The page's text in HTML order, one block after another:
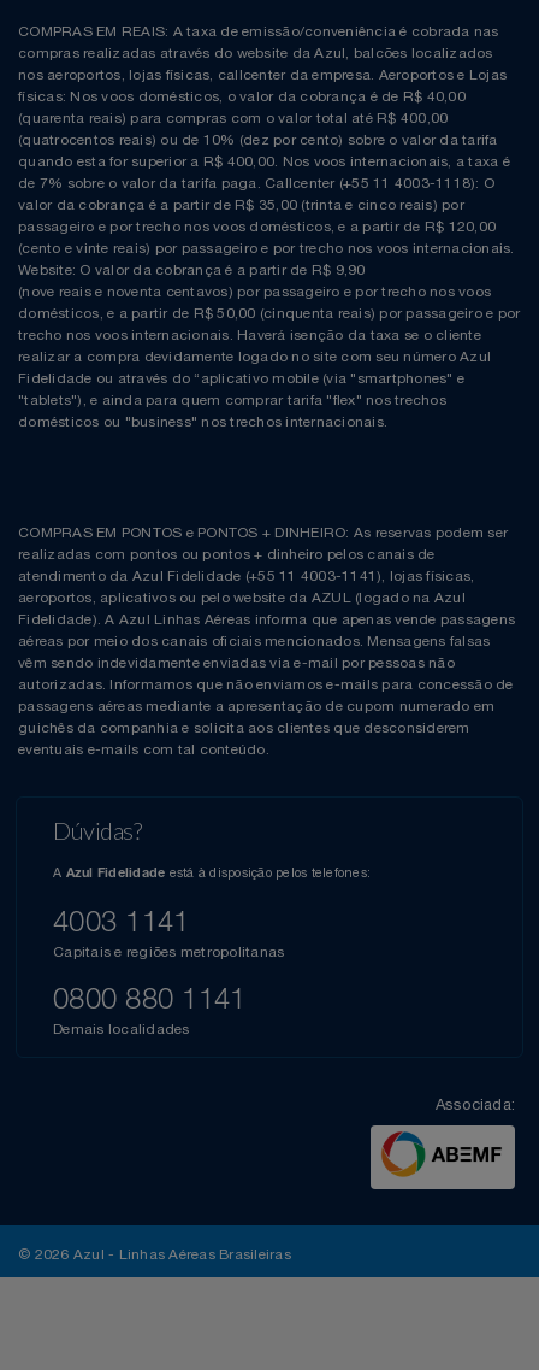
COMPRAS EM REAIS: A taxa de emissão/conveniência é cobrada nas
compras realizadas através do website da Azul, balcões localizados
nos aeroportos, lojas físicas, callcenter da empresa. Aeroportos e Lojas
físicas: Nos voos domésticos, o valor da cobrança é de R$ 40,00
(quarenta reais) para compras com o valor total até R$ 400,00
(quatrocentos reais) ou de 10% (dez por cento) sobre o valor da tarifa
quando esta for superior a R$ 400,00. Nos voos internacionais, a taxa é
de 7% sobre o valor da tarifa paga. Callcenter (+55 11 4003-1118): O
valor da cobrança é a partir de R$ 35,00 (trinta e cinco reais) por
passageiro e por trecho nos voos domésticos, e a partir de R$ 120,00
(cento e vinte reais) por passageiro e por trecho nos voos internacionais.
Website: O valor da cobrança é a partir de R$ 9,90
(nove reais e noventa centavos) por passageiro e por trecho nos voos
domésticos, e a partir de R$ 50,00 (cinquenta reais) por passageiro e por
trecho nos voos internacionais. Haverá isenção da taxa se o cliente
realizar a compra devidamente logado no site com seu número Azul
Fidelidade ou através do “aplicativo mobile (via "smartphones" e
"tablets"), e ainda para quem comprar tarifa "flex" nos trechos
domésticos ou "business" nos trechos internacionais.
COMPRAS EM PONTOS e PONTOS + DINHEIRO: As reservas podem ser
realizadas com pontos ou pontos + dinheiro pelos canais de
atendimento da Azul Fidelidade (+55 11 4003-1141), lojas físicas,
aeroportos, aplicativos ou pelo website da AZUL (logado na Azul
Fidelidade). A Azul Linhas Aéreas informa que apenas vende passagens
aéreas por meio dos canais oficiais mencionados. Mensagens falsas
vêm sendo indevidamente enviadas via e-mail por pessoas não
autorizadas. Informamos que não enviamos e-mails para concessão de
passagens aéreas mediante a apresentação de cupom numerado em
guichês da companhia e solicita aos clientes que desconsiderem
eventuais e-mails com tal conteúdo.
Dúvidas?
A Azul Fidelidade está à disposição pelos telefones:
4003 1141
Capitais e regiões metropolitanas
0800 880 1141
Demais localidades
Associada:
© 2026 Azul - Linhas Aéreas Brasileiras